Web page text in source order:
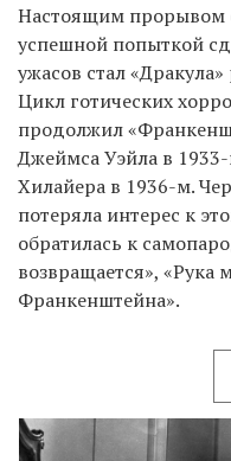
Настоящим прорывом
успешной попыткой
ужасов стал
Цикл готических
продолжил
Джеймса Уэйла в
Хилайера в 1936-м.
потеряла интерес к
обратилась к
возвращается», «Рука
Франкенштейна».